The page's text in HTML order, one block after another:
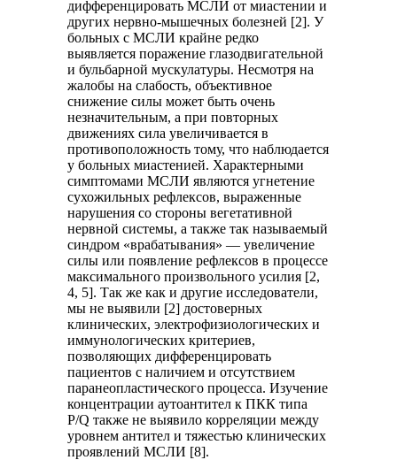
дифференцировать МСЛИ от миастении и
других нервно-мышечных болезней [2]. У
больных с МСЛИ крайне редко
выявляется поражение глазодвигательной
и бульбарной мускулатуры. Несмотря на
жалобы на слабость, объективное
снижение силы может быть очень
незначительным, а при повторных
движениях сила увеличивается в
противоположность тому, что наблюдается
у больных миастенией. Характерными
симптомами МСЛИ являются угнетение
сухожильных рефлексов, выраженные
нарушения со стороны вегетативной
нервной системы, а также так называемый
синдром «врабатывания» — увеличение
силы или появление рефлексов в процессе
максимального произвольного усилия [2,
4, 5]. Так же как и другие исследователи,
мы не выявили [2] достоверных
клинических, электрофизиологических и
иммунологических критериев,
позволяющих дифференцировать
пациентов с наличием и отсутствием
паранеопластического процесса. Изучение
концентрации аутоантител к ПКК типа
P/Q также не выявило корреляции между
уровнем антител и тяжестью клинических
проявлений МСЛИ [8].